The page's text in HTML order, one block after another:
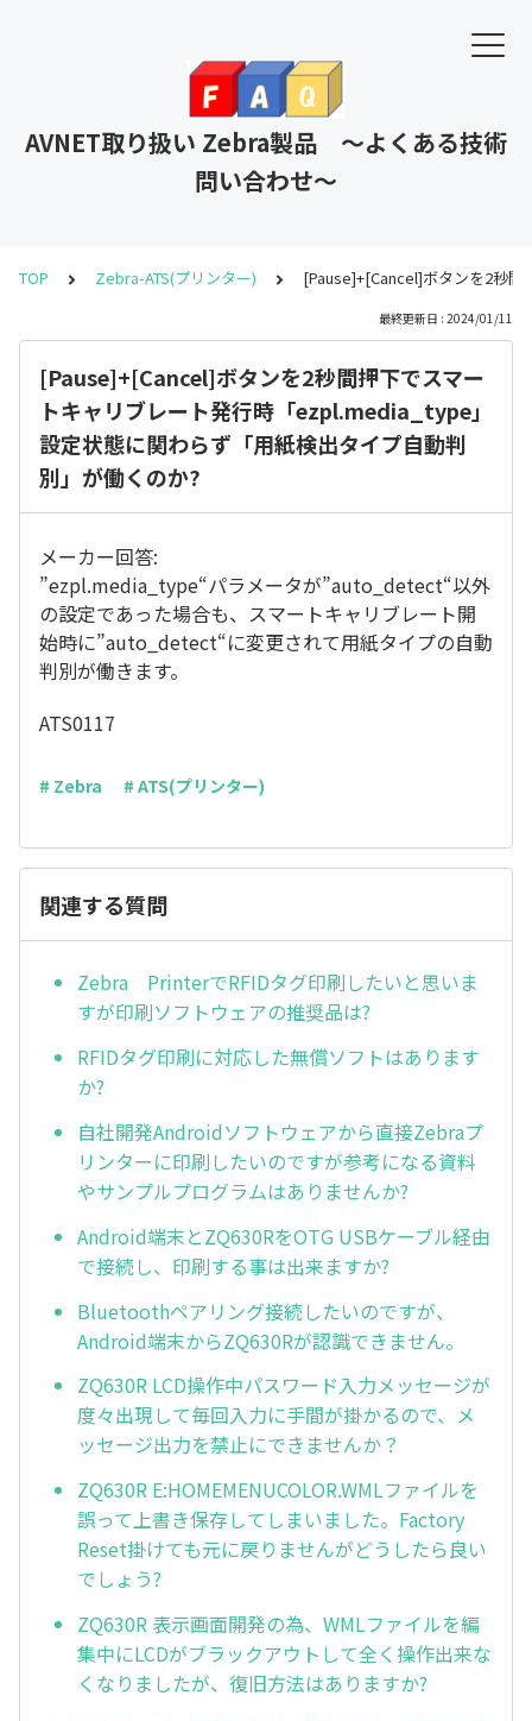
AVNET取り扱い Zebra製品 ～よくある技術
問い合わせ～
TOP Zebra-ATS(プリンター) [Pause]+[Cancel]ボタンを2秒
最終更新日 : 2024/01/11
[Pause]+[Cancel]ボタンを2秒間押下でスマー
トキャリブレート発行時「ezpl.media_type」
設定状態に関わらず「用紙検出タイプ自動判
別」が働くのか?
メーカー回答:
”ezpl.media_type“パラメータが”auto_detect“以外
の設定であった場合も、スマートキャリブレート開
始時に”auto_detect“に変更されて用紙タイプの自動
判別が働きます。
ATS0117
# Zebra # ATS(プリンター)
関連する質問
Zebra PrinterでRFIDタグ印刷したいと思いま
すが印刷ソフトウェアの推奨品は?
RFIDタグ印刷に対応した無償ソフトはあります
か?
自社開発Androidソフトウェアから直接Zebraプ
リンターに印刷したいのですが参考になる資料
やサンプルプログラムはありませんか?
Android端末とZQ630RをOTG USBケーブル経由
で接続し、印刷する事は出来ますか?
Bluetoothペアリング接続したいのですが、
Android端末からZQ630Rが認識できません。
ZQ630R LCD操作中パスワード入力メッセージが
度々出現して毎回入力に手間が掛かるので、メ
ッセージ出力を禁止にできませんか？
ZQ630R E:HOMEMENUCOLOR.WMLファイルを
誤って上書き保存してしまいました。Factory
Reset掛けても元に戻りませんがどうしたら良い
でしょう?
ZQ630R 表示画面開発の為、WMLファイルを編
集中にLCDがブラックアウトして全く操作出来な
くなりましたが、復旧方法はありますか?